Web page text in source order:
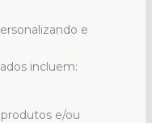
e
incluem:
e/ou